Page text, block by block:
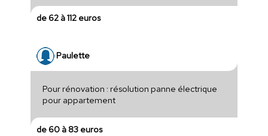
de 62 à 112 euros
Paulette
Pour rénovation : résolution panne électrique
pour appartement
de 60 à 83 euros